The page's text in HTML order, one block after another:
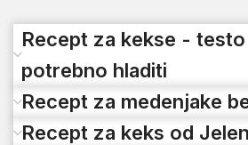
Recept za kekse -
potrebno hladiti
Recept za medenjake
Recept za keks od